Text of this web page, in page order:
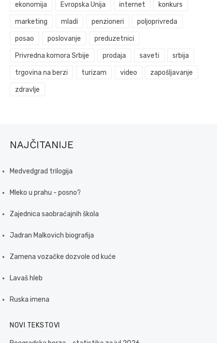
ekonomija Evropska Unija internet konkurs
marketing mladi penzioneri poljoprivreda
posao poslovanje preduzetnici
Privredna komora Srbije prodaja saveti srbija
trgovina na berzi turizam video zapošljavanje
zdravlje
NAJČITANIJE
Medvedgrad trilogija
Mleko u prahu - posno?
Zajednica saobraćajnih škola
Jadran Malkovich biografija
Zamena vozačke dozvole od kuće
Lavaš hleb
Ruska imena
NOVI TEKSTOVI